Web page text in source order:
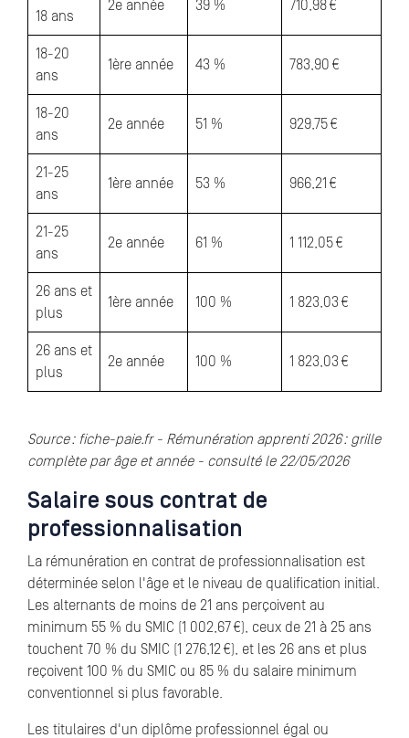
18 ans
2e année 39 % 710,98 €
18-20
ans
1ère année 43 % 783,90 €
18-20
ans
2e année 51 % 929,75 €
21-25
ans
1ère année 53 % 966,21 €
21-25
ans
2e année 61 % 1 112,05 €
26 ans et
plus
1ère année 100 % 1 823,03 €
26 ans et
plus
2e année 100 % 1 823,03 €
Source : fiche-paie.fr - Rémunération apprenti 2026 : grille
complète par âge et année - consulté le 22/05/2026
Salaire sous contrat de
professionnalisation
La rémunération en contrat de professionnalisation est
déterminée selon l'âge et le niveau de qualification initial.
Les alternants de moins de 21 ans perçoivent au
minimum 55 % du SMIC (1 002,67 €), ceux de 21 à 25 ans
touchent 70 % du SMIC (1 276,12 €), et les 26 ans et plus
reçoivent 100 % du SMIC ou 85 % du salaire minimum
conventionnel si plus favorable.
Les titulaires d'un diplôme professionnel égal ou